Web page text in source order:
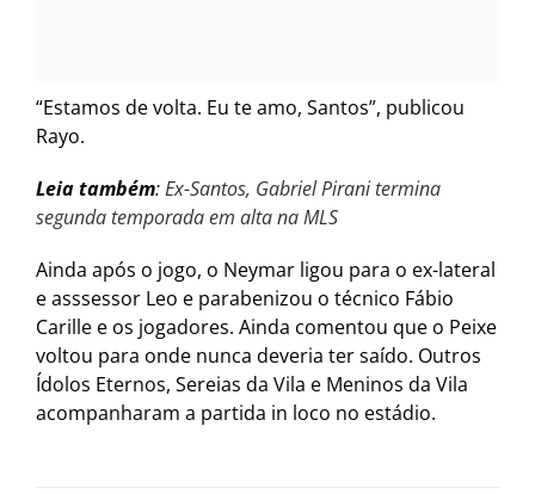
“Estamos de volta. Eu te amo, Santos”, publicou
Rayo.
Leia também:Ex-Santos, Gabriel Pirani termina
segunda temporada em alta na MLS
Ainda após o jogo, o Neymar ligou para o ex-lateral
e asssessor Leo e parabenizou o técnico Fábio
Carille e os jogadores. Ainda comentou que o Peixe
voltou para onde nunca deveria ter saído. Outros
Ídolos Eternos, Sereias da Vila e Meninos da Vila
acompanharam a partida in loco no estádio.